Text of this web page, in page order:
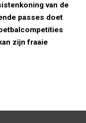
van de
passes doet
zijn fraaie